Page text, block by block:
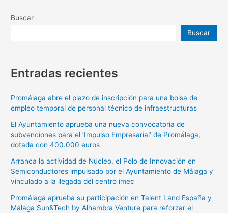
Buscar
Buscar
Entradas recientes
Promálaga abre el plazo de inscripción para una bolsa de
empleo temporal de personal técnico de infraestructuras
El Ayuntamiento aprueba una nueva convocatoria de
subvenciones para el ‘Impulso Empresarial’ de Promálaga,
dotada con 400.000 euros
Arranca la actividad de Núcleo, el Polo de Innovación en
Semiconductores impulsado por el Ayuntamiento de Málaga y
vinculado a la llegada del centro imec
Promálaga aprueba su participación en Talent Land España y
Málaga Sun&Tech by Alhambra Venture para reforzar el